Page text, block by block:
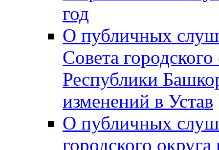
год
О публичных
Совета
Республики
изменений в Устав
О публичных
городского